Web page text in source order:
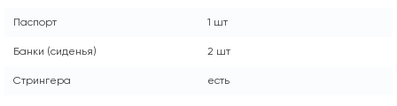
Паспорт 1 шт
Банки (сиденья) 2 шт
Стрингера есть